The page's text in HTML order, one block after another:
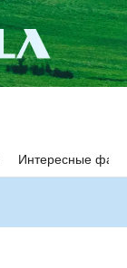
Интересные